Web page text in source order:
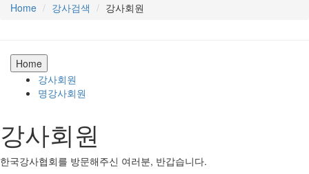
Home 강사검색 강사회원
Home
강사회원
명강사회원
강사회원
한국강사협회를 방문해주신 여러분, 반갑습니다.